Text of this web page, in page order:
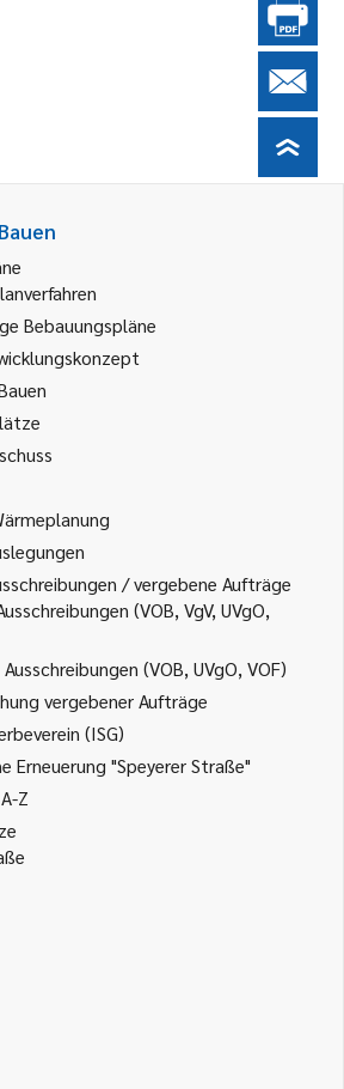
Bebauungspläne
/ vergebene Aufträge
(VOB, VgV, UVgO,
(VOB, UVgO, VOF)
vergebener Aufträge
(ISG)
Erneuerung "Speyerer Straße"
Z